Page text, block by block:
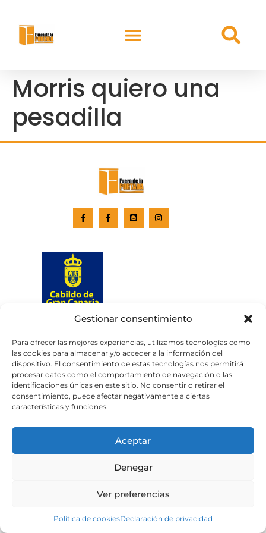
Gestionar consentimiento
Para ofrecer las mejores experiencias, utilizamos tecnologías como
las cookies para almacenar y/o acceder a la información del
dispositivo. El consentimiento de estas tecnologías nos permitirá
procesar datos como el comportamiento de navegación o las
identificaciones únicas en este sitio. No consentir o retirar el
consentimiento, puede afectar negativamente a ciertas
características y funciones.
Aceptar
Denegar
Ver preferencias
Política de cookiesDeclaración de privacidad
Morris quiero una
pesadilla
Aviso legalPolítica de privacidad
Política de cookies
Portal de transparencia